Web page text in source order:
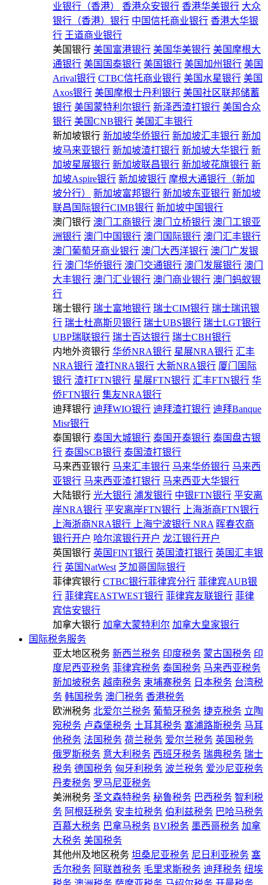
业银行（香港）
香港众安银行 香港华美银行 大众
银行（香港）银行 中国信托商业银行 香港大华银
行 王道商业银行
美国银行 美国富港银行 美国华美银行 美国摩根大
通银行 美国国泰银行 美国银行 美国加州银行 美国
Arival银行 CTBC信托商业银行 美国水星银行 美国
Axos银行 美国摩根士丹利银行 美国社区联邦储蓄
银行 美国蒙特利尔银行 新泽西渣打银行 美国合众
银行 美国CNB银行 美国汇丰银行
新加坡银行 新加坡华侨银行 新加坡汇丰银行 新加
坡马来亚银行 新加坡渣打银行 新加坡大华银行 新
加坡星展银行 新加坡联昌银行 新加坡花旗银行 新
加坡Aspire银行 新加坡银行 摩根大通银行（新加
坡分行）
新加坡富邦银行 新加坡东亚银行 新加坡
联昌国际银行CIMB银行 新加坡中国银行
澳门银行 澳门工商银行 澳门立桥银行 澳门工银亚
洲银行 澳门中国银行 澳门国际银行 澳门汇丰银行
澳门葡萄牙商业银行 澳门大西洋银行 澳门广发银
行 澳门华侨银行 澳门交通银行 澳门发展银行 澳门
大丰银行 澳门汇业银行 澳门商业银行 澳门蚂蚁银
行
瑞士银行 瑞士富地银行 瑞士CIM银行 瑞士瑞讯银
行 瑞士杜高斯贝银行 瑞士UBS银行 瑞士LGT银行
UBP瑞联银行 瑞士百达银行 瑞士CBH银行
内地外资银行 华侨NRA银行 星展NRA银行 汇丰
NRA银行 渣打NRA银行 大新NRA银行 厦门国际
银行 渣打FTN银行 星展FTN银行 汇丰FTN银行 华
侨FTN银行 集友NRA银行
迪拜银行 迪拜WIO银行 迪拜渣打银行 迪拜Banque
Misr银行
泰国银行 泰国大城银行 泰国开泰银行 泰国盘古银
行 泰国SCB银行 泰国渣打银行
马来西亚银行 马来汇丰银行 马来华侨银行 马来西
亚银行 马来西亚渣打银行 马来西亚大华银行
大陆银行 光大银行 浦发银行 中银FTN银行 平安离
岸NRA银行 平安离岸FTN银行
上海浙商FTN银行
上海浙商NRA银行
上海宁波银行 NRA 晖春农商
银行开户 哈尔滨银行开户 龙江银行开户
英国银行 英国FINT银行 英国渣打银行 英国汇丰银
行 英国NatWest 芝加哥国际银行
菲律宾银行 CTBC银行菲律宾分行 菲律宾AUB银
行 菲律宾EASTWEST银行 菲律宾友联银行 菲律
宾信安银行
加拿大银行 加拿大蒙特利尔 加拿大皇家银行
国际税务服务
亚太地区税务 新西兰税务 印度税务 蒙古国税务 印
度尼西亚税务 菲律宾税务 泰国税务 马来西亚税务
新加坡税务 越南税务 柬埔寨税务 日本税务 台湾税
务 韩国税务 澳门税务 香港税务
欧洲税务 北爱尔兰税务 葡萄牙税务 捷克税务 立陶
宛税务 卢森堡税务 土耳其税务 塞浦路斯税务 马耳
他税务 法国税务 荷兰税务 爱尔兰税务 英国税务
俄罗斯税务 意大利税务 西班牙税务 瑞典税务 瑞士
税务 德国税务 匈牙利税务 波兰税务 爱沙尼亚税务
丹麦税务 罗马尼亚税务
美洲税务 圣文森特税务 秘鲁税务 巴西税务 智利税
务 阿根廷税务 安圭拉税务 伯利兹税务 巴哈马税务
百慕大税务 巴拿马税务 BVI税务 墨西哥税务 加拿
大税务 美国税务
其他州及地区税务 坦桑尼亚税务 尼日利亚税务 塞
舌尔税务 阿联酋税务 毛里求斯税务 迪拜税务 纽埃